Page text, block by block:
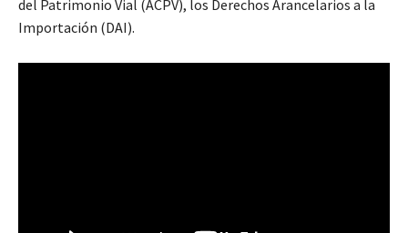
del Patrimonio Vial (ACPV), los Derechos Arancelarios a la
Importación (DAI).